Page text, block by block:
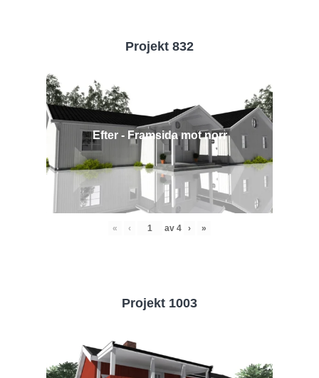
Projekt 832
Efter - Framsida mot norr
« ‹ av 4 › »
Projekt 1003